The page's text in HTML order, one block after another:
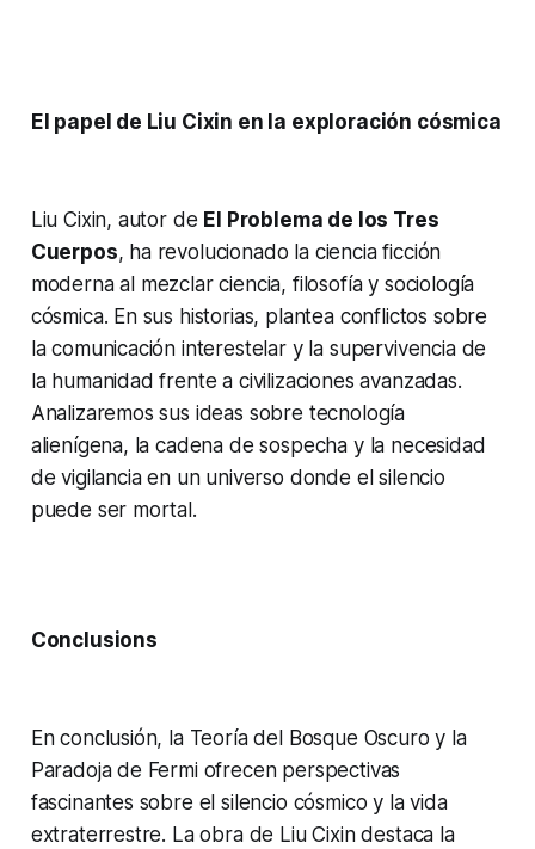
El papel de Liu Cixin en la exploración cósmica
Liu Cixin, autor de El Problema de los Tres
Cuerpos, ha revolucionado la ciencia ficción
moderna al mezclar ciencia, filosofía y sociología
cósmica. En sus historias, plantea conflictos sobre
la comunicación interestelar y la supervivencia de
la humanidad frente a civilizaciones avanzadas.
Analizaremos sus ideas sobre tecnología
alienígena, la cadena de sospecha y la necesidad
de vigilancia en un universo donde el silencio
puede ser mortal.
Conclusions
En conclusión, la Teoría del Bosque Oscuro y la
Paradoja de Fermi ofrecen perspectivas
fascinantes sobre el silencio cósmico y la vida
extraterrestre. La obra de Liu Cixin destaca la